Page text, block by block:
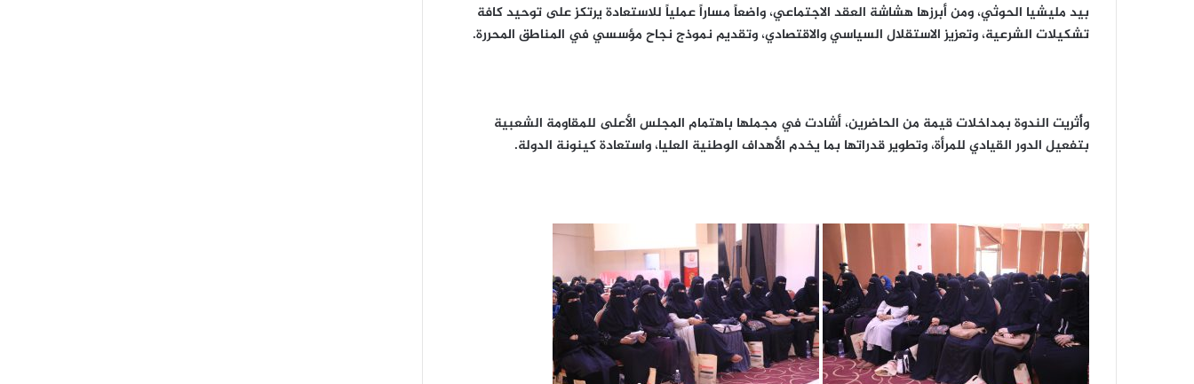
بيد مليشيا الحوثي، ومن أبرزها هشاشة العقد الاجتماعي، واضعاً مساراً عملياً للاستعادة يرتكز على توحيد كافة
تشكيلات الشرعية، وتعزيز الاستقلال السياسي والاقتصادي، وتقديم نموذج نجاح مؤسسي في المناطق المحررة.
وأُثريت الندوة بمداخلات قيمة من الحاضرين، أشادت في مجملها باهتمام المجلس الأعلى للمقاومة الشعبية
بتفعيل الدور القيادي للمرأة، وتطوير قدراتها بما يخدم الأهداف الوطنية العليا، واستعادة كينونة الدولة.